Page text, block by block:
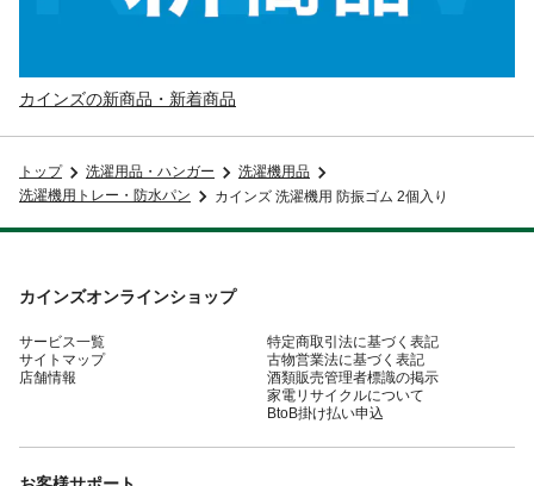
カインズの新商品・新着商品
トップ 洗濯用品・ハンガー
洗濯機用品
洗濯機用トレー・防水パン
カインズ 洗濯機用 防振ゴム 2個入り
カインズオンラインショップ
サービス一覧
サイトマップ
店舗情報
特定商取引法に基づく表記
古物営業法に基づく表記
酒類販売管理者標識の掲示
家電リサイクルについて
BtoB掛け払い申込